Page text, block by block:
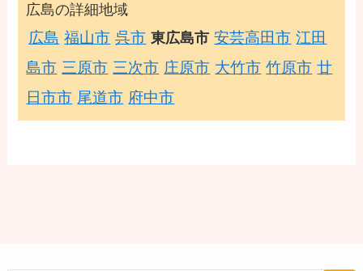
広島の詳細地域
広島 福山市 呉市 東広島市 安芸高田市 江田
島市 三原市 三次市 庄原市 大竹市 竹原市 廿
日市市 尾道市 府中市